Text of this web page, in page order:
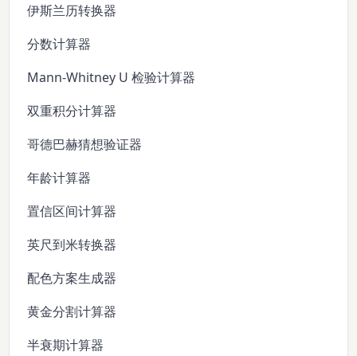
伊斯兰历转换器
分数计算器
Mann-Whitney U 检验计算器
双重积分计算器
哥德巴赫猜想验证器
年龄计算器
置信区间计算器
英尺到米转换器
配色方案生成器
黄金分割计算器
半衰期计算器